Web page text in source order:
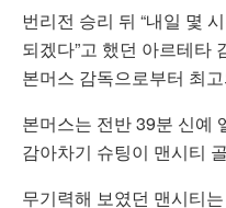
번리전 승리 뒤 “내일 몇
되겠다”고 했던 아르테타
본머스 감독으로부터 최
본머스는 전반 39분 신예
감아차기 슈팅이 맨시티
무기력해 보였던 맨시티